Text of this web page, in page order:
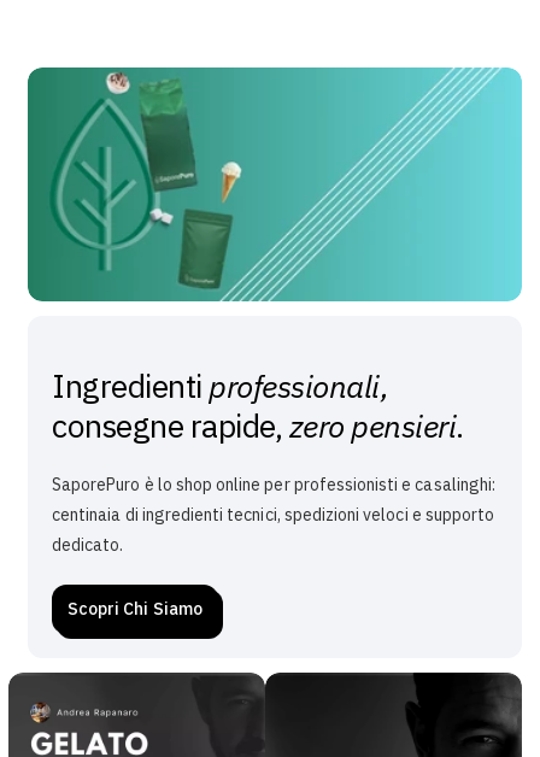
Ingredienti professionali,
consegne rapide, zero pensieri.
SaporePuro è lo shop online per professionisti e casalinghi:
centinaia di ingredienti tecnici, spedizioni veloci e supporto
dedicato.
Scopri Chi Siamo